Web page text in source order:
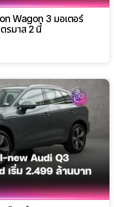
Wagon 3 มอเตอร์
รมาส 2 นี้